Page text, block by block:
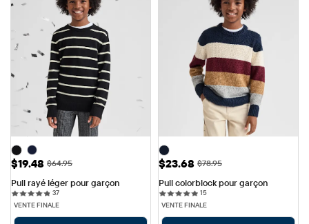
Prix ​​de vente: $19.48
$19.48 Prix ​​d'origine: $64.95
$64.95
Pull rayé léger pour garçon
3737 reviews
VENTE FINALE
Prix ​​de vente: $23.68
$23.68 Prix ​​d'origine: $78.95
$78.95
Pull colorblock pour garçon
1515 reviews
VENTE FINALE